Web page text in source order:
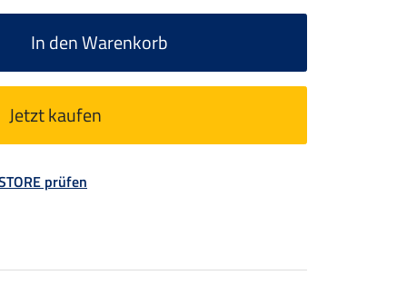
In den Warenkorb
Jetzt kaufen
prüfen